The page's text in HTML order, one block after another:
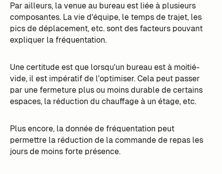
Par ailleurs, la venue au bureau est liée à plusieurs
composantes. La vie d'équipe, le temps de trajet, les
pics de déplacement, etc. sont des facteurs pouvant
expliquer la fréquentation.
Une certitude est que lorsqu'un bureau est à moitié-
vide, il est impératif de l'optimiser. Cela peut passer
par une fermeture plus ou moins durable de certains
espaces, la réduction du chauffage à un étage, etc.
Plus encore, la donnée de fréquentation peut
permettre la réduction de la commande de repas les
jours de moins forte présence.